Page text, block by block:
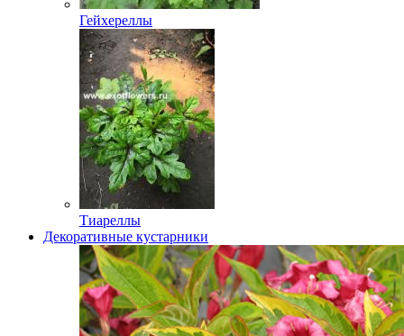
Гейхереллы
Тиареллы
Декоративные кустарники